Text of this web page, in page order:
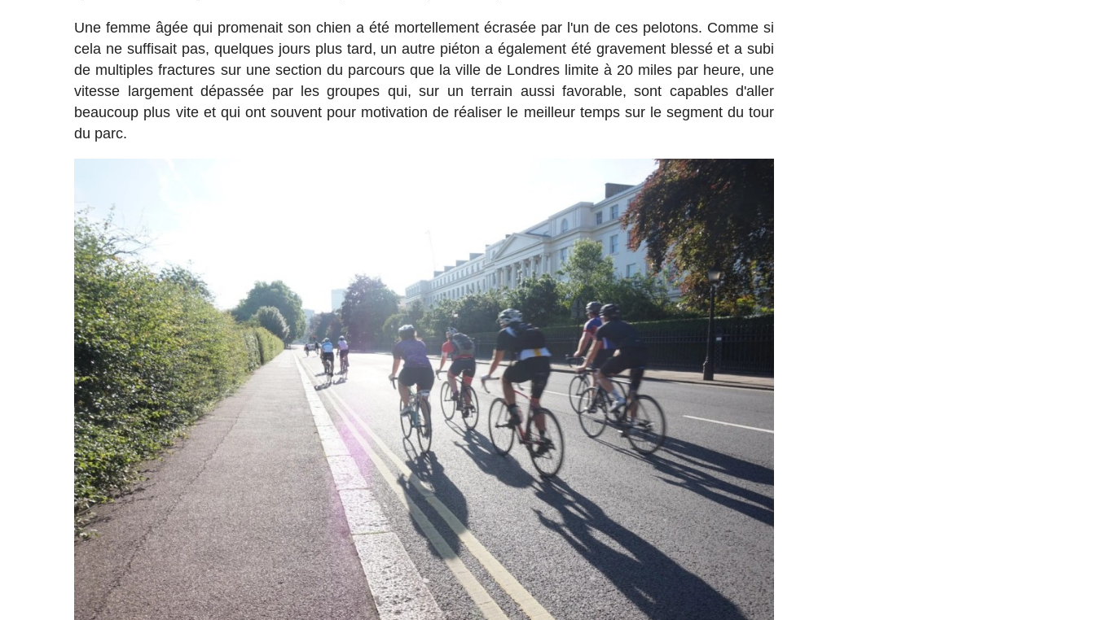
Une femme âgée qui promenait son chien a été mortellement écrasée par l'un de ces pelotons. Comme si
cela ne suffisait pas, quelques jours plus tard, un autre piéton a également été gravement blessé et a subi
de multiples fractures sur une section du parcours que la ville de Londres limite à 20 miles par heure, une
vitesse largement dépassée par les groupes qui, sur un terrain aussi favorable, sont capables d'aller
beaucoup plus vite et qui ont souvent pour motivation de réaliser le meilleur temps sur le segment du tour
du parc.